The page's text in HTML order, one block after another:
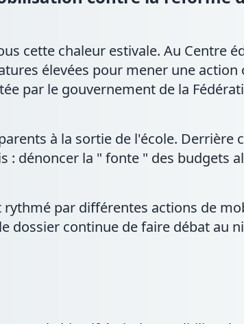
cette chaleur estivale. Au Centre
élevées pour mener une action
par le gouvernement de la
à la sortie de l'école. Derrière
: dénoncer la " fonte " des budgets
par différentes actions de
dossier continue de faire débat au